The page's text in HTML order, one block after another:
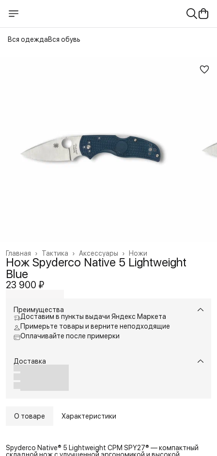
Вся одеждаВся обувь
Ножи
Аксессуары ›
Тактика ›
Главная ›
Нож Spyderco Native 5 Lightweight
Blue
23 900 ₽
Преимущества
Доставим в пункты выдачи Яндекс Маркета
Примерьте товары и верните неподходящие
Оплачивайте после примерки
Доставка
О товаре Характеристики
Spyderco Native® 5 Lightweight CPM SPY27® — компактный
складной нож с улучшенной эргономикой и высокой